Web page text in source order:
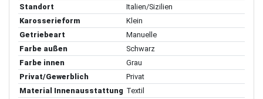
Standort
Italien/Sizilien
Karosserieform
Klein
Getriebeart
Manuelle
Farbe außen
Schwarz
Farbe innen
Grau
Privat/Gewerblich
Privat
Material Innenausstattung Textil